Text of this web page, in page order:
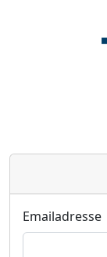
Emailadresse